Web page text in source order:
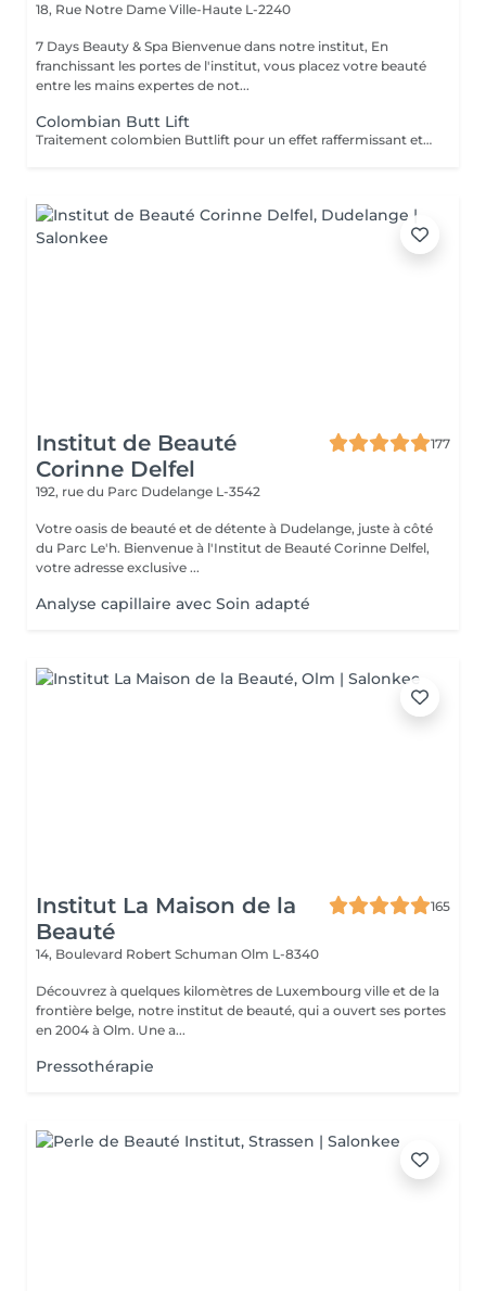
18, Rue Notre Dame Ville-Haute L-2240
7 Days Beauty & Spa Bienvenue dans notre institut, En
franchissant les portes de l'institut, vous placez votre beauté
entre les mains expertes de not...
Colombian Butt Lift
Traitement colombien Buttlift pour un effet raffermissant et volumateur immédiat, donnant un effet ballon à lés fasses. Traitement comprenant massage, aspiration vacuum et massage post-traitement. Avec la possibilité de combiner des crèmes pour un effet plus durable.
Institut de Beauté
Corinne Delfel
177
192, rue du Parc Dudelange L-3542
Votre oasis de beauté et de détente à Dudelange, juste à côté
du Parc Le'h. Bienvenue à l'Institut de Beauté Corinne Delfel,
votre adresse exclusive ...
Analyse capillaire avec Soin adapté
Institut La Maison de la
Beauté
165
14, Boulevard Robert Schuman Olm L-8340
Découvrez à quelques kilomètres de Luxembourg ville et de la
frontière belge, notre institut de beauté, qui a ouvert ses portes
en 2004 à Olm. Une a...
Pressothérapie